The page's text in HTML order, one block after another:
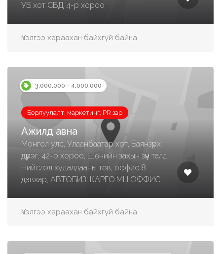
УБ хот СБД 4-р хороо
Үнэлгээ хараахан байхгүй байна
3,000,000 - 4,000,000
Борлуулалт, маркетинг, PR зар
Ажилд авна
Монгол улс, Улаанбаатар хот, Баянзүрх
дүүрэг, 42-р хороо, Шөнийн захын зүүн талд
Нийслэл худалдааны төв, оффис 8
давхар, АВТОБИЗ, КАРГО.МН ОФФИС
Үнэлгээ хараахан байхгүй байна